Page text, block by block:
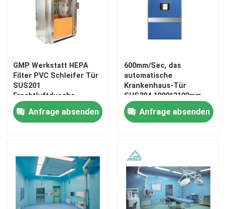
GMP Werkstatt HEPA
Filter PVC Schleifer Tür
SUS201
Frachtluftdusche
Anfrage absenden
600mm/Sec, das
automatische
Krankenhaus-Tür
SUS304 1000*2100mm
schiebt
Anfrage absenden